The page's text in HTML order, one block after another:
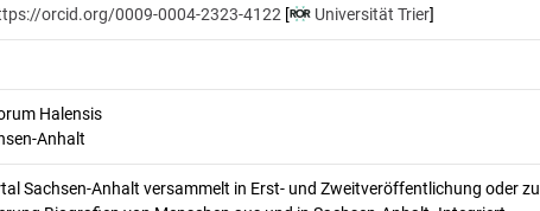
orcid.org/0009-0004-2323-4122 [ Universität Trier]
Halensis
Anhalt
Sachsen-Anhalt versammelt in Erst- und Zweitveröffentlichung oder zu